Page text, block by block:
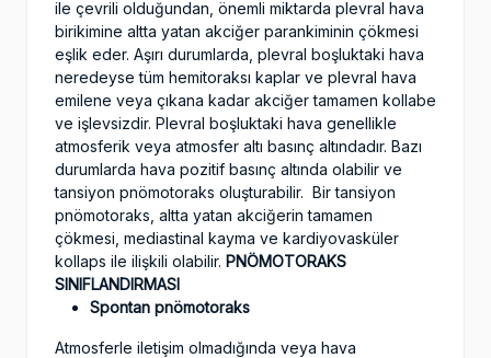
ile çevrili olduğundan, önemli miktarda plevral hava
birikimine altta yatan akciğer parankiminin çökmesi
eşlik eder. Aşırı durumlarda, plevral boşluktaki hava
neredeyse tüm hemitoraksı kaplar ve plevral hava
emilene veya çıkana kadar akciğer tamamen kollabe
ve işlevsizdir. Plevral boşluktaki hava genellikle
atmosferik veya atmosfer altı basınç altındadır. Bazı
durumlarda hava pozitif basınç altında olabilir ve
tansiyon pnömotoraks oluşturabilir. Bir tansiyon
pnömotoraks, altta yatan akciğerin tamamen
çökmesi, mediastinal kayma ve kardiyovasküler
kollaps ile ilişkili olabilir. PNÖMOTORAKS
SINIFLANDIRMASI
Spontan pnömotoraks
Atmosferle iletişim olmadığında veya hava